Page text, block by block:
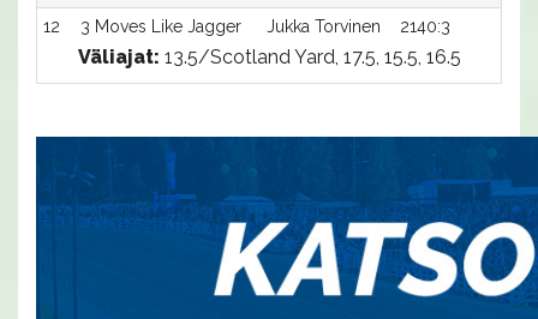
12
3 Moves Like Jagger Jukka Torvinen 2140:3
Väliajat: 13.5/Scotland Yard, 17.5, 15.5, 16.5